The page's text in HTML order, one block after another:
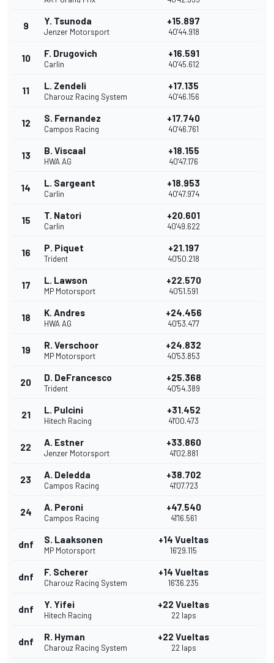
9 Y. Tsunoda
Jenzer Motorsport
+15.897
40'44.918
10 F. Drugovich
Carlin
+16.591
40'45.612
11 L. Zendeli
Charouz Racing System
+17.135
40'46.156
12 S. Fernandez
Campos Racing
+17.740
40'46.761
13 B. Viscaal
HWA AG
+18.155
40'47.176
14 L. Sargeant
Carlin
+18.953
40'47.974
15 T. Natori
Carlin
+20.601
40'49.622
16 P. Piquet
Trident
+21.197
40'50.218
17 L. Lawson
MP Motorsport
+22.570
40'51.591
18 K. Andres
HWA AG
+24.456
40'53.477
19 R. Verschoor
MP Motorsport
+24.832
40'53.853
20 D. DeFrancesco
Trident
+25.368
40'54.389
21 L. Pulcini
Hitech Racing
+31.452
41'00.473
22 A. Estner
Jenzer Motorsport
+33.860
41'02.881
23 A. Deledda
Campos Racing
+38.702
41'07.723
24 A. Peroni
Campos Racing
+47.540
41'16.561
dnf S. Laaksonen
MP Motorsport
+14 Vueltas
16'29.115
dnf F. Scherer
Charouz Racing System
+14 Vueltas
16'36.235
dnf Y. Yifei
Hitech Racing
+22 Vueltas
22 laps
dnf R. Hyman
Charouz Racing System
+22 Vueltas
22 laps